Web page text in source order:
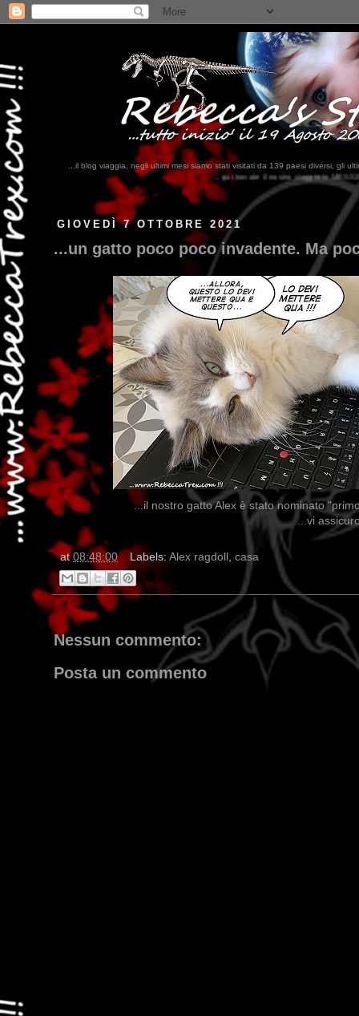
...il blog viaggia, negli ultimi mesi siamo stati visitati da 139 paesi diversi, gli
...qui trovate il nostro viaggio in MESSICO 2023...clikka qui !!!
GIOVEDÌ 7 OTTOBRE 2021
...un gatto poco poco invadente. Ma
...il nostro gatto Alex è stato nominato
...vi
at08:48:00 Labels: Alex ragdoll , casa
Nessun commento:
Posta un commento